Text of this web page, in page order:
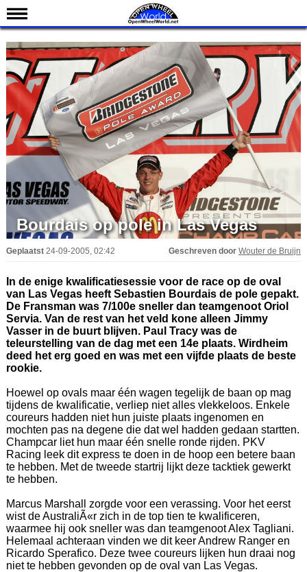
Nieuws
Kalender
Uitslagen
Standen
Coureurs
Teams
IndyCar 101
Indy 500
English
Bourdais op pole in Las Vegas
Geplaatst 24-09-2005, 02:42 Geschreven door Wouter de Bruijn
In de enige kwalificatiesessie voor de race op de oval
van Las Vegas heeft Sebastien Bourdais de pole gepakt.
De Fransman was 7/100e sneller dan teamgenoot Oriol
Servia. Van de rest van het veld kone alleen Jimmy
Vasser in de buurt blijven. Paul Tracy was de
teleurstelling van de dag met een 14e plaats. Wirdheim
deed het erg goed en was met een vijfde plaats de beste
rookie.
Hoewel op ovals maar één wagen tegelijk de baan op mag
tijdens de kwalificatie, verliep niet alles vlekkeloos. Enkele
coureurs hadden niet hun juiste plaats ingenomen en
mochten pas na degene die dat wel hadden gedaan startten.
Champcar liet hun maar één snelle ronde rijden. PKV
Racing leek dit express te doen in de hoop een betere baan
te hebben. Met de tweede startrij lijkt deze tacktiek gewerkt
te hebben.
Marcus Marshall zorgde voor een verassing. Voor het eerst
wist de AustraliÃ«r zich in de top tien te kwalificeren,
waarmee hij ook sneller was dan teamgenoot Alex Tagliani.
Helemaal achteraan vinden we dit keer Andrew Ranger en
Ricardo Sperafico. Deze twee coureurs lijken hun draai nog
niet te hebben gevonden op de oval van Las Vegas.